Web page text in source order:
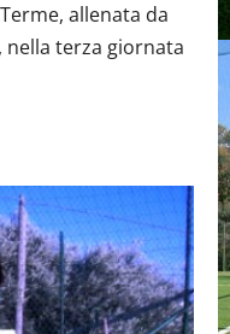
allenata da
nella terza giornata